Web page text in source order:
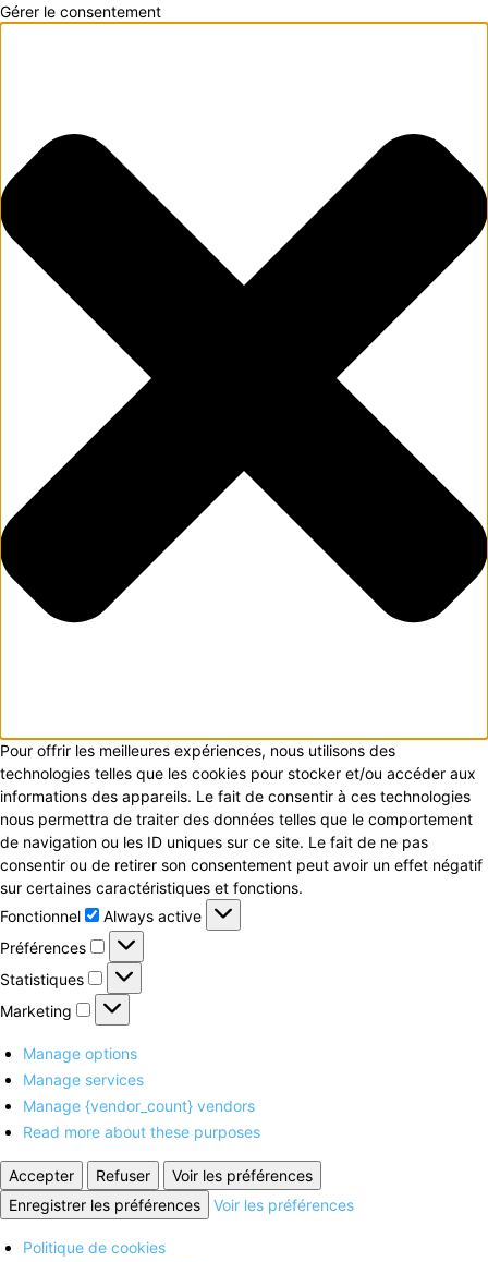
Gérer le consentement
Pour offrir les meilleures expériences, nous utilisons des
technologies telles que les cookies pour stocker et/ou accéder aux
informations des appareils. Le fait de consentir à ces technologies
nous permettra de traiter des données telles que le comportement
de navigation ou les ID uniques sur ce site. Le fait de ne pas
consentir ou de retirer son consentement peut avoir un effet négatif
sur certaines caractéristiques et fonctions.
Fonctionnel
Fonctionnel
Always active
Préférences
Préférences
Statistiques
Statistiques
Marketing
Marketing
Manage options
Manage services
Manage {vendor_count} vendors
Read more about these purposes
Accepter Refuser
Voir les préférences
Enregistrer les préférences
Voir les préférences
Politique de cookies